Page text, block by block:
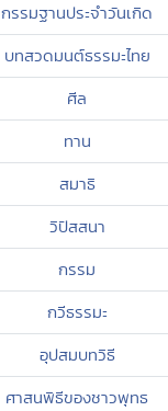
กรรมฐานประจำวันเกิด
บทสวดมนต์ธรรมะไทย
ศีล
ทาน
สมาธิ
วิปัสสนา
กรรม
กวีธรรมะ
อุปสมบทวิธี
ศาสนพิธีของชาวพุทธ